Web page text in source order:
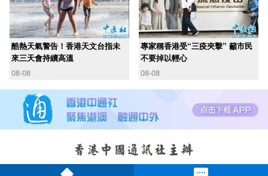
酷熱天氣警告！香港天文台指未
來三天會持續高溫
08-08
專家稱香港受“三疫夾擊” 籲市民
不要掉以輕心
08-08